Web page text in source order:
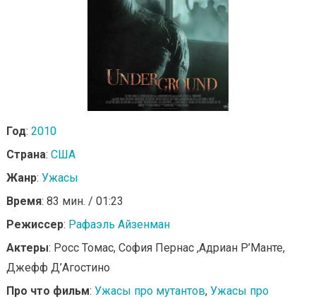
Год: 2010
Страна: США
Жанр: Ужасы
Время: 83 мин. / 01:23
Режиссер: Рафаэль Айзенман
Актеры: Росс Томас, София Пернас ,Адриан Р’Манте,
Джефф Д’Агостино
Про что фильм: Ужасы про мутантов, Ужасы про